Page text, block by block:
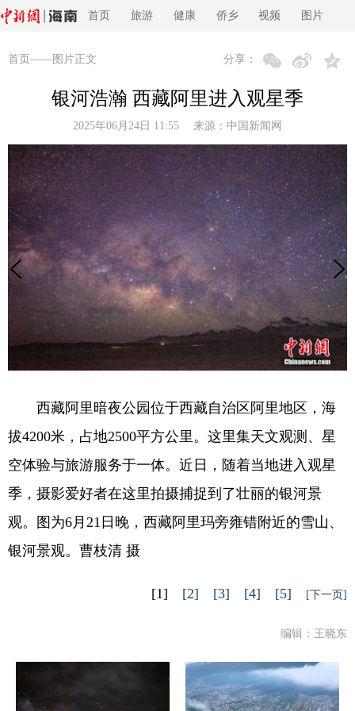
首页 旅游 健康 侨乡 视频 图片
首页 ——图片正文 分享：
银河浩瀚 西藏阿里进入观星季
2025年06月24日 11:55 来源： 中国新闻网
西藏阿里暗夜公园位于西藏自治区阿里地区，海
拔4200米，占地2500平方公里。这里集天文观测、星
空体验与旅游服务于一体。近日，随着当地进入观星
季，摄影爱好者在这里拍摄捕捉到了壮丽的银河景
观。图为6月21日晚，西藏阿里玛旁雍错附近的雪山、
银河景观。曹枝清 摄
[1] [2] [3] [4] [5] [下一页]
编辑：王晓东